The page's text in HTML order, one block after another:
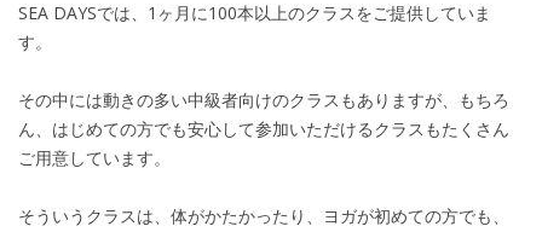
SEA DAYSでは、1ヶ月に100本以上のクラスをご提供していま
す。
その中には動きの多い中級者向けのクラスもありますが、もちろ
ん、はじめての方でも安心して参加いただけるクラスもたくさん
ご用意しています。
そういうクラスは、体がかたかったり、ヨガが初めての方でも、